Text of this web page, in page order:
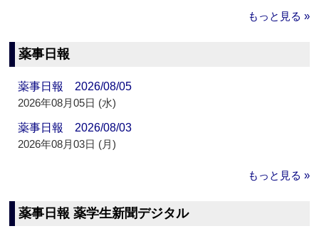
もっと見る »
薬事日報
薬事日報 2026/08/05
2026年08月05日 (水)
薬事日報 2026/08/03
2026年08月03日 (月)
もっと見る »
薬事日報 薬学生新聞デジタル